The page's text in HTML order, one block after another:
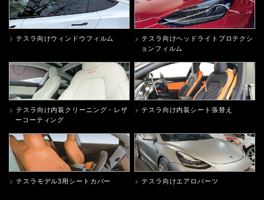
テスラ向けウィンドウフィルム
テスラ向けヘッドライトプロテクシ
ョンフィルム
テスラ向け内装クリーニング・レザ
ーコーティング
テスラ向け内装シート張替え
テスラモデル3用シートカバー テスラ向けエアロパーツ